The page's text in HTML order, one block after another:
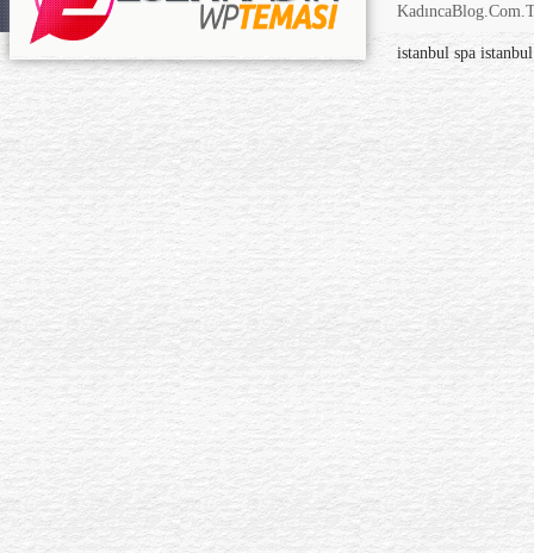
istanbul spa